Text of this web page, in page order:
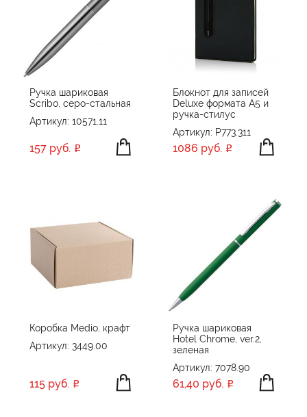
XD Collection
XD Design
Без бренда
Ручка шариковая
Scribo, серо-стальная
Артикул: 10571.11
157 руб.
Блокнот для записей
Deluxe формата A5 и
ручка-стилус
Артикул: P773.311
1086 руб.
Коробка Medio, крафт
Артикул: 3449.00
115 руб.
Ручка шариковая
Hotel Chrome, ver.2,
зеленая
Артикул: 7078.90
61,40 руб.